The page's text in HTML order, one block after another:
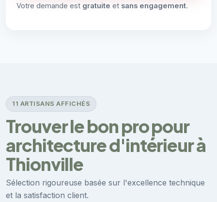
Votre demande est gratuite et sans engagement.
11 ARTISANS AFFICHÉS
Trouver le bon pro pour
architecture d'intérieur à
Thionville
Sélection rigoureuse basée sur l'excellence technique
et la satisfaction client.